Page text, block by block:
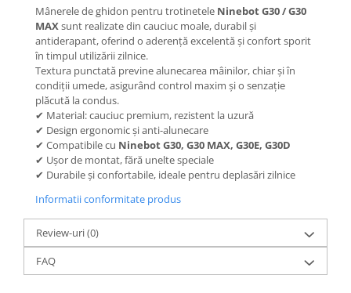
Acceleratoare & comenzi
Display-uri / ecrane
Lumini / iluminare
Motoare
Cabluri motoare
Senzori Hall
Baterii
Controlere & Conversoare DC/DC
Încărcătoare
Cabluri pentru baterii
Componente baterii
Localizatoare GPS
Mânerele de ghidon pentru trotinetele Ninebot G30 / G30
MAXsunt realizate din cauciuc moale, durabil și
antiderapant, oferind o aderență excelentă și confort sporit
în timpul utilizării zilnice.
Textura punctată previne alunecarea mâinilor, chiar și în
condiții umede, asigurând control maxim și o senzație
plăcută la condus.
✔ Material: cauciuc premium, rezistent la uzură
✔ Design ergonomic și anti-alunecare
✔ Compatibile cu Ninebot G30, G30 MAX, G30E, G30D
✔ Ușor de montat, fără unelte speciale
✔ Durabile și confortabile, ideale pentru deplasări zilnice
Informatii conformitate produs
Review-uri(0)
FAQ